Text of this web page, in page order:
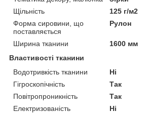
Щільність
125 г/м2
Форма сировини, що
поставляється
Рулон
Ширина тканини
1600 мм
Властивості тканини
Водотривкість тканини
Ні
Гігроскопічність
Так
Повітропроникність
Так
Електризованість
Ні